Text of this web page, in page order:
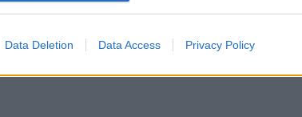
Data Deletion Data Access Privacy Policy